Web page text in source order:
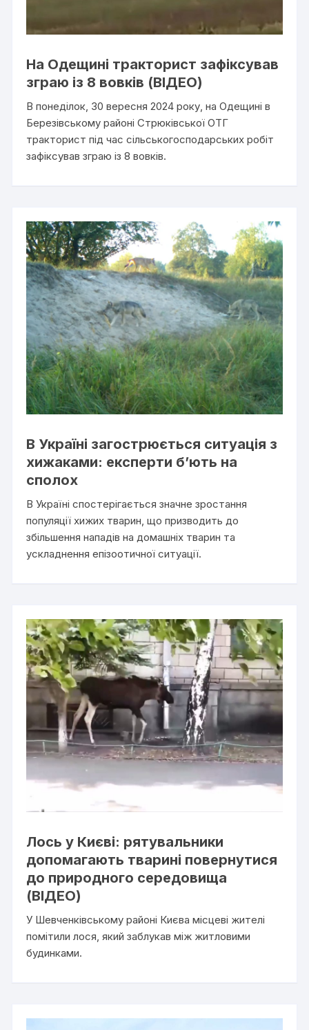
На Одещині тракторист зафіксував
зграю із 8 вовків (ВІДЕО)
В понеділок, 30 вересня 2024 року, на Одещині в
Березівському районі Стрюківської ОТГ
тракторист під час сільськогосподарських робіт
зафіксував зграю із 8 вовків.
В Україні загострюється ситуація з
хижаками: експерти б’ють на
сполох
В Україні спостерігається значне зростання
популяції хижих тварин, що призводить до
збільшення нападів на домашніх тварин та
ускладнення епізоотичної ситуації.
Лось у Києві: рятувальники
допомагають тварині повернутися
до природного середовища
(ВІДЕО)
У Шевченківському районі Києва місцеві жителі
помітили лося, який заблукав між житловими
будинками.